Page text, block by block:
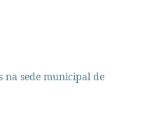
na sede municipal de